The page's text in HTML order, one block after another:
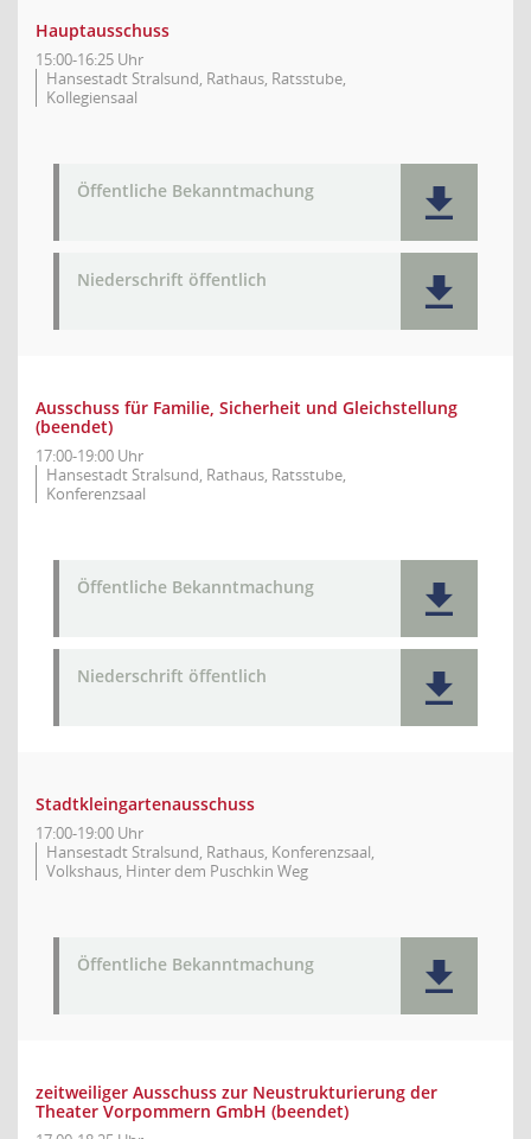
Hauptausschuss
15:00-16:25 Uhr
Hansestadt Stralsund, Rathaus, Ratsstube,
Kollegiensaal
Öffentliche Bekanntmachung
Niederschrift öffentlich
Ausschuss für Familie, Sicherheit und Gleichstellung
(beendet)
17:00-19:00 Uhr
Hansestadt Stralsund, Rathaus, Ratsstube,
Konferenzsaal
Öffentliche Bekanntmachung
Niederschrift öffentlich
Stadtkleingartenausschuss
17:00-19:00 Uhr
Hansestadt Stralsund, Rathaus, Konferenzsaal,
Volkshaus, Hinter dem Puschkin Weg
Öffentliche Bekanntmachung
zeitweiliger Ausschuss zur Neustrukturierung der
Theater Vorpommern GmbH (beendet)